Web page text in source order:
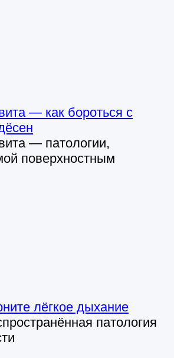
— как бороться с
— патологии,
поверхностным
лёгкое дыхание
патология